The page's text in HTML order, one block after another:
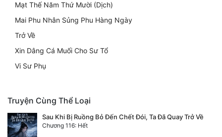
Mạt Thế Năm Thứ Mười (Dịch)
Mai Phu Nhân Sủng Phu Hàng Ngày
Trở Về
Xin Dâng Cá Muối Cho Sư Tổ
Vi Sư Phụ
Truyện Cùng Thể Loại
Sau Khi Bị Ruồng Bỏ Đến Chết Đói, Ta Đã Quay Trở Về
Chương 116: Hết